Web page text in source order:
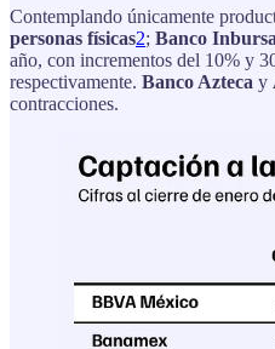
Contemplando únicamente
personas físicas2; Banco Inbursa
año, con incrementos del 10% y
respectivamente. Banco Azteca y
contracciones.